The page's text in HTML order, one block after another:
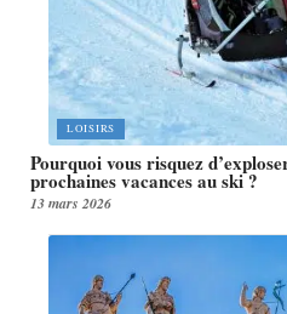
LOISIRS
Pourquoi vous risquez
prochaines vacances au ski ?
13 mars 2026